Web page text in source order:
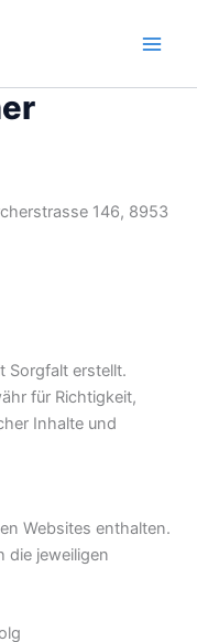
146, 8953
Sorgfalt erstellt.
für Richtigkeit,
Inhalte und
Websites enthalten.
die jeweiligen